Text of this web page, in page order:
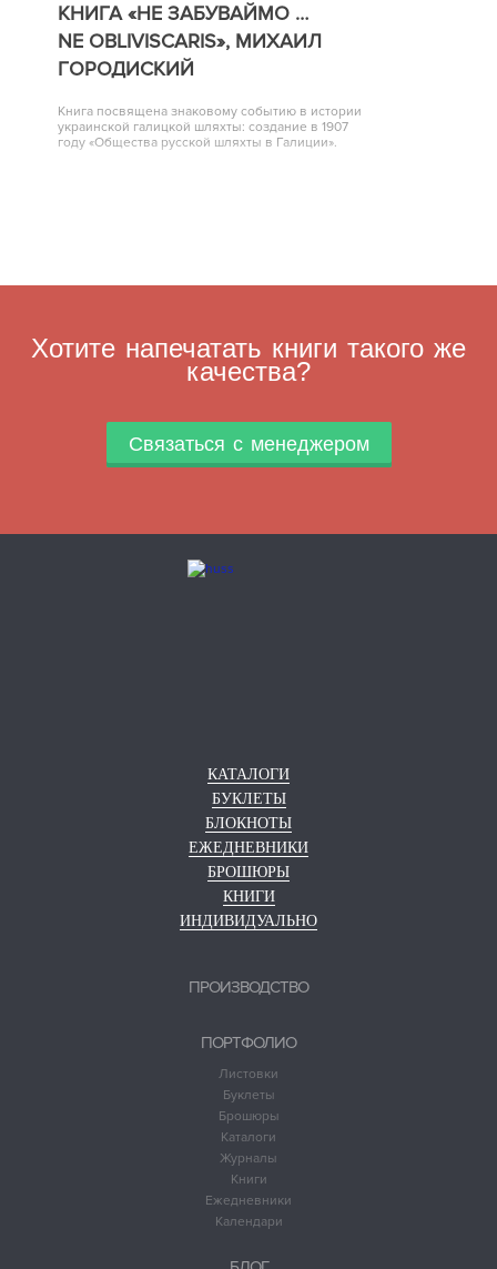
КНИГА «НЕ ЗАБУВАЙМО …
NE OBLIVISCARIS», МИХАИЛ
ГОРОДИСКИЙ
Книга посвящена знаковому событию в истории
украинской галицкой шляхты: создание в 1907
году «Общества русской шляхты в Галиции».
Хотите напечатать книги такого же
качества?
Связаться с менеджером
КАТАЛОГИ
БУКЛЕТЫ
БЛОКНОТЫ
ЕЖЕДНЕВНИКИ
БРОШЮРЫ
КНИГИ
ИНДИВИДУАЛЬНО
ПРОИЗВОДСТВО
ПОРТФОЛИО
Листовки
Буклеты
Брошюры
Каталоги
Журналы
Книги
Ежедневники
Календари